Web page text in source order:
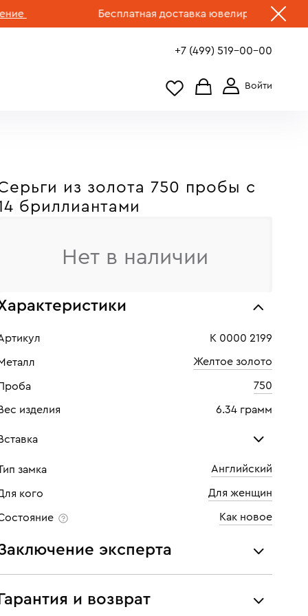
Бесплатная доставка ювелирных изделий по
+7 (499) 519-00-00
из золота 750 пробы c
бриллиантами
Нет в наличии
К 0000 2199
Желтое золото
750
изделия 6.34 грамм
Бриллиант
10 шт
Огранка Круглая
замка Английский
кого Для женщин
Как новое
эксперта
украшения проходят экспертизу подлинности и
характеристикам ювелирных изделий,
бриллиантов (вес, проба, драгоценный металл, цвет,
Гарантия и возврат